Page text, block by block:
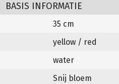
BASIS INFORMATIE
35 cm
yellow / red
water
Snij bloem